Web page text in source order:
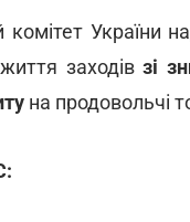
України
заходівзі
на продовольчі